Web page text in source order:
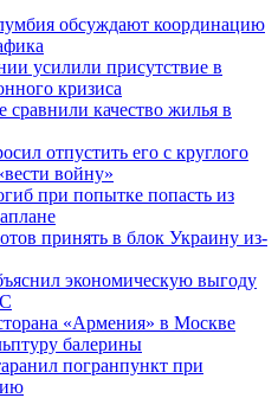
обсуждают координацию
усилили присутствие в
кризиса
качество жилья в
отпустить его с круглого
войну»
при попытке попасть из
принять в блок Украину из-
экономическую выгоду
«Армения» в Москве
балерины
погранпункт при